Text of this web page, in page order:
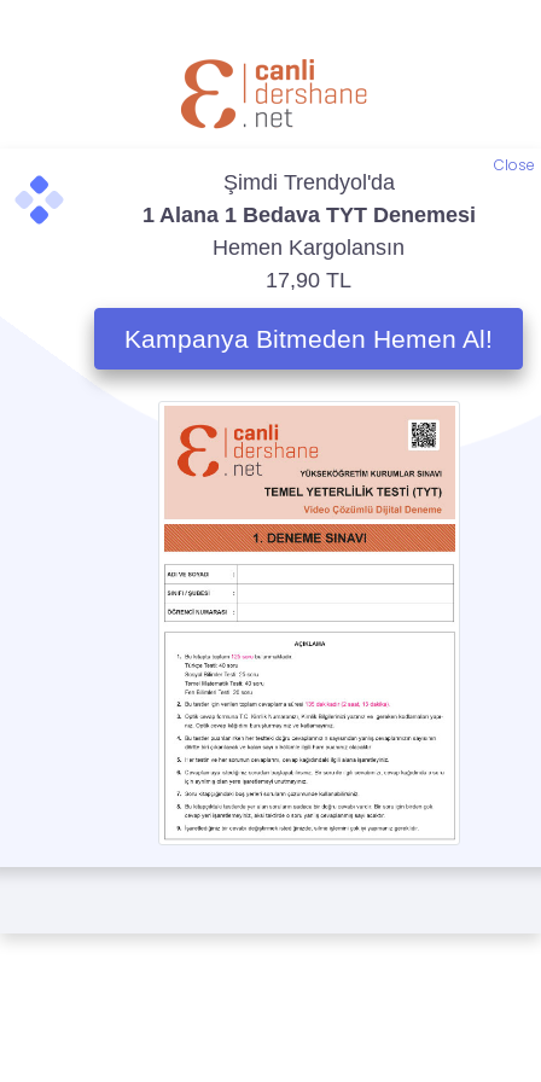
Çalışma Odasına Giriş
Şifremi Unuttum?
Giriş Yap
Henüz üyeliğiniz yok mu?
Çalışma Odasına Git!Anasayfaya Git!
Evde, Okulda, Her yerde onlineeconomicsschool.com
Close